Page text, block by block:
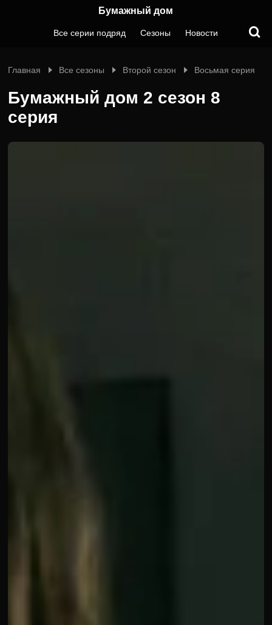
Бумажный дом
Все серии подряд Сезоны Новости
Главная Все сезоны Второй сезон Восьмая серия
Бумажный дом 2 сезон 8
серия